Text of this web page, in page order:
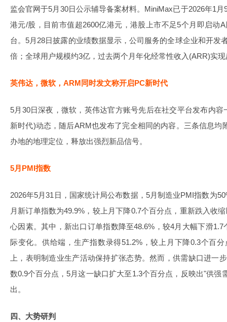
监会官网于5月30日公示辅导备案材料。MiniMax已于2026年1
港元/股，目前市值超2600亿港元，港股上市不足5个月即启动
台。5月28日披露的业绩数据显示，公司服务的全球企业和开发
倍；全球用户规模约3亿，过去两个月年化经常性收入(ARR)实
英伟达，微软，ARM同时发文称开启PC新时代
5月30日深夜，微软，英伟达官方账号先后在社交平台发布内容
新时代)动态，随后ARM也发布了完全相同的内容。三条信息均
办地的地理定位，释放出强烈新品信号。
5月PMI指数
2026年5月31日，国家统计局公布数据，5月制造业PMI指数为
月新订单指数为49.9%，较上月下降0.7个百分点，重新跌入收
心因素。其中，新出口订单指数降至48.6%，较4月大幅下滑
际变化。供给端，生产指数录得51.2%，较上月下降0.3个百
上，表明制造业生产活动保持扩张态势。然而，供需缺口进一
数0.9个百分点，5月这一缺口扩大至1.3个百分点，反映出"供强
出。
四、大势研判